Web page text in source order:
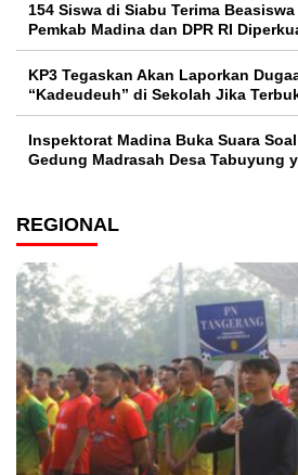
154 Siswa di Siabu Terima
Pemkab Madina dan DPR RI
KP3 Tegaskan Akan Laporkan
“Kadeudeuh” di Sekolah Jika
Inspektorat Madina Buka Suara
Gedung Madrasah Desa Tabuyung
REGIONAL